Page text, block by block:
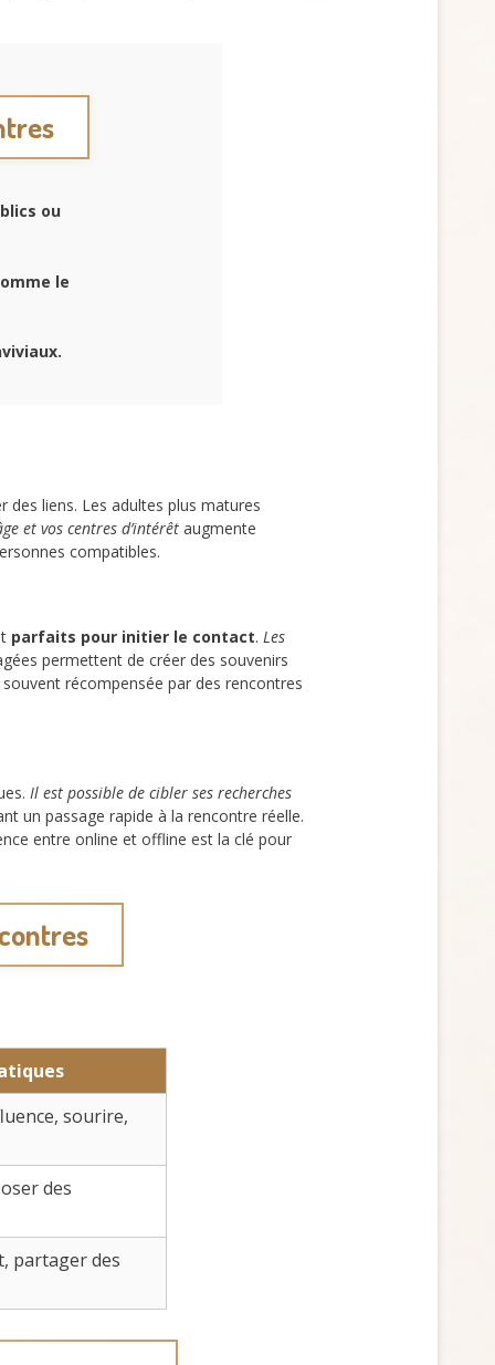
ou
le
des liens. Les adultes plus matures
et vos centres d’intérêt augmente
compatibles.
parfaits pour initier le contact. Les
permettent de créer des souvenirs
récompensée par des rencontres
Il est possible de cibler ses recherches
un passage rapide à la rencontre réelle.
entre online et offline est la clé pour
sourire,
des
partager des